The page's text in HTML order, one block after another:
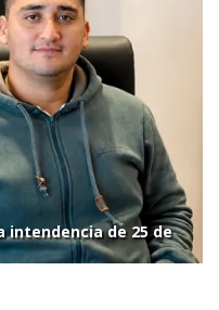
intendencia de 25 de